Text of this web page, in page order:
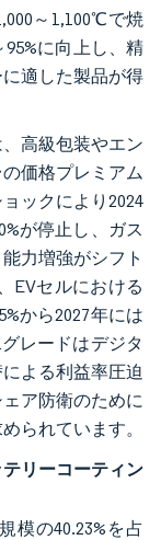
～1,100℃で焼
に向上し、精
適した製品が得
高級包装やエン
価格プレミアム
ックにより2024
が停止し、ガス
力増強がシフト
EVセルにおける
から2027年には
レードはデジタ
よる利益率圧迫
ア防衛のために
られています。
リーコーティン
模の40.23%を占